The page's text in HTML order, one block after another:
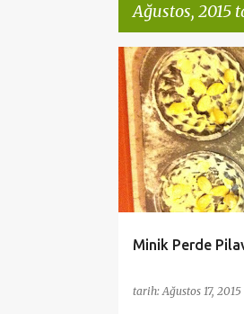
Ağustos, 2015
K
a
y
t
l
Minik Perde
tarih:Ağustos 17, 2015
ANA YEMEKLER
YÖRESEL YEMEKLER